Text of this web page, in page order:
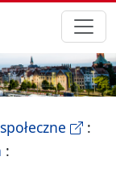
Publicznej
-
Szczecin